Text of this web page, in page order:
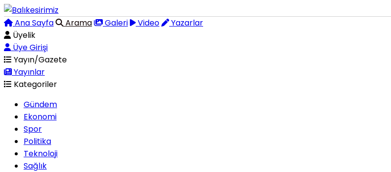
Ana Sayfa Arama Galeri Video
Yazarlar
Üyelik
Üye Girişi
Yayın/Gazete
Yayınlar
Kategoriler
Gündem
Ekonomi
Spor
Politika
Teknoloji
Sağlık